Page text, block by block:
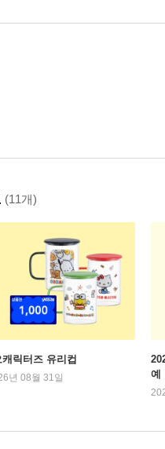
(11개)
릭터즈 유리컵
년 08월 31일
예